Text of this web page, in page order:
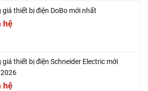
giá thiết bị điện DoBo mới nhất
hệ
giá thiết bị điện Schneider Electric mới
hệ